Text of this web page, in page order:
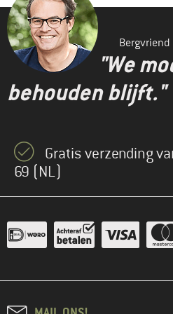
"We
behouden blijft."
Gratis verzending
69 (NL)